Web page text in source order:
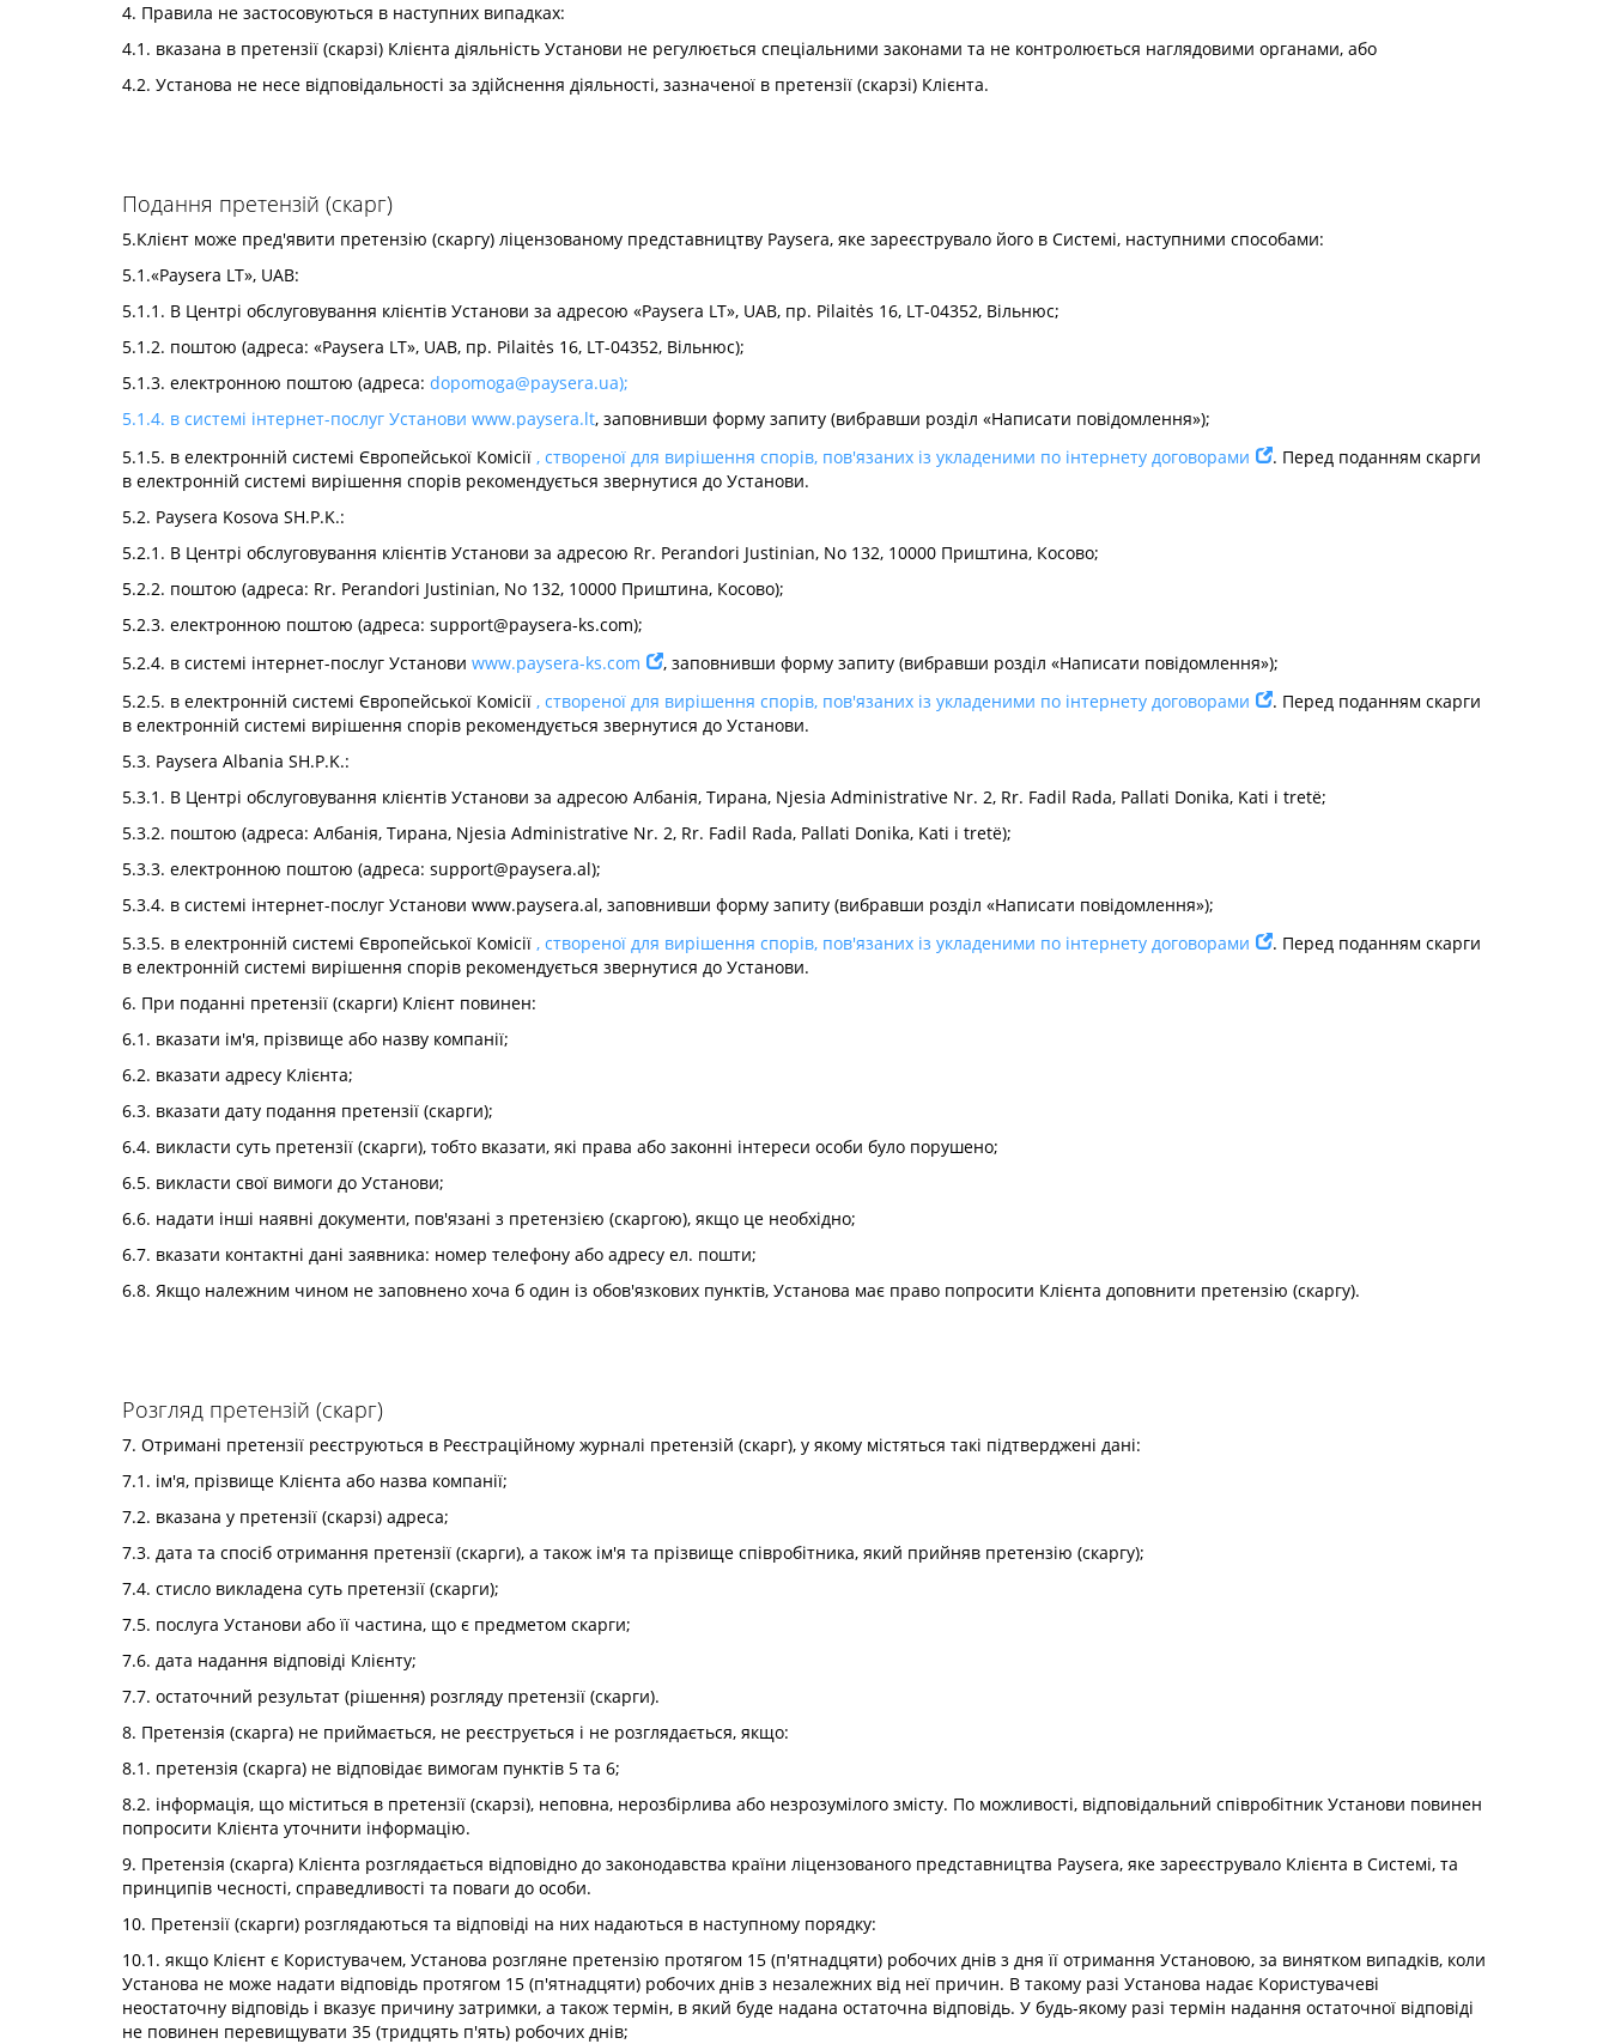
4. Правила не застосовуються в наступних випадках:
4.1. вказана в претензії (скарзі) Клієнта діяльність Установи не регулюється спеціальними законами та не контролюється наглядовими органами, або
4.2. Установа не несе відповідальності за здійснення діяльності, зазначеної в претензії (скарзі) Клієнта.
Подання претензій (скарг)
5.Клієнт може пред'явити претензію (скаргу) ліцензованому представництву Paysera, яке зареєструвало його в Системі, наступними способами:
5.1.«Paysera LT», UAB:
5.1.1. В Центрі обслуговування клієнтів Установи за адресою «Paysera LT», UAB, пр. Pilaitės 16, LT-04352, Вільнюс;
5.1.2. поштою (адреса: «Paysera LT», UAB, пр. Pilaitės 16, LT-04352, Вільнюс);
5.1.3. електронною поштою (адреса: dopomoga@paysera.ua);
5.1.4. в системі інтернет-послуг Установи www.paysera.lt, заповнивши форму запиту (вибравши розділ «Написати повідомлення»);
5.1.5. в електронній системі Європейської Комісії , створеної для вирішення спорів, пов'язаних із укладеними по інтернету договорами
. Перед поданням скарги
в електронній системі вирішення спорів рекомендується звернутися до Установи.
5.2. Paysera Kosova SH.P.K.:
5.2.1. В Центрі обслуговування клієнтів Установи за адресою Rr. Perandori Justinian, No 132, 10000 Приштина, Косово;
5.2.2. поштою (адреса: Rr. Perandori Justinian, No 132, 10000 Приштина, Косово);
5.2.3. електронною поштою (адреса: support@paysera-ks.com);
5.2.4. в системі інтернет-послуг Установи www.paysera-ks.com
, заповнивши форму запиту (вибравши розділ «Написати повідомлення»);
5.2.5. в електронній системі Європейської Комісії , створеної для вирішення спорів, пов'язаних із укладеними по інтернету договорами
. Перед поданням скарги
в електронній системі вирішення спорів рекомендується звернутися до Установи.
5.3. Paysera Albania SH.P.K.:
5.3.1. В Центрі обслуговування клієнтів Установи за адресою Албанія, Тирана, Njesia Administrative Nr. 2, Rr. Fadil Rada, Pallati Donika, Kati i tretë;
5.3.2. поштою (адреса: Албанія, Тирана, Njesia Administrative Nr. 2, Rr. Fadil Rada, Pallati Donika, Kati i tretë);
5.3.3. електронною поштою (адреса: support@paysera.al);
5.3.4. в системі інтернет-послуг Установи www.paysera.al, заповнивши форму запиту (вибравши розділ «Написати повідомлення»);
5.3.5. в електронній системі Європейської Комісії , створеної для вирішення спорів, пов'язаних із укладеними по інтернету договорами
. Перед поданням скарги
в електронній системі вирішення спорів рекомендується звернутися до Установи.
6. При поданні претензії (скарги) Клієнт повинен:
6.1. вказати ім'я, прізвище або назву компанії;
6.2. вказати адресу Клієнта;
6.3. вказати дату подання претензії (скарги);
6.4. викласти суть претензії (скарги), тобто вказати, які права або законні інтереси особи було порушено;
6.5. викласти свої вимоги до Установи;
6.6. надати інші наявні документи, пов'язані з претензією (скаргою), якщо це необхідно;
6.7. вказати контактні дані заявника: номер телефону або адресу ел. пошти;
6.8. Якщо належним чином не заповнено хоча б один із обов'язкових пунктів, Установа має право попросити Клієнта доповнити претензію (скаргу).
Розгляд претензій (скарг)
7. Отримані претензії реєструються в Реєстраційному журналі претензій (скарг), у якому містяться такі підтверджені дані:
7.1. ім'я, прізвище Клієнта або назва компанії;
7.2. вказана у претензії (скарзі) адреса;
7.3. дата та спосіб отримання претензії (скарги), а також ім'я та прізвище співробітника, який прийняв претензію (скаргу);
7.4. стисло викладена суть претензії (скарги);
7.5. послуга Установи або її частина, що є предметом скарги;
7.6. дата надання відповіді Клієнту;
7.7. остаточний результат (рішення) розгляду претензії (скарги).
8. Претензія (скарга) не приймається, не реєструється і не розглядається, якщо:
8.1. претензія (скарга) не відповідає вимогам пунктів 5 та 6;
8.2. інформація, що міститься в претензії (скарзі), неповна, нерозбірлива або незрозумілого змісту. По можливості, відповідальний співробітник Установи повинен
попросити Клієнта уточнити інформацію.
9. Претензія (скарга) Клієнта розглядається відповідно до законодавства країни ліцензованого представництва Paysera, яке зареєструвало Клієнта в Системі, та
принципів чесності, справедливості та поваги до особи.
10. Претензії (скарги) розглядаються та відповіді на них надаються в наступному порядку:
10.1. якщо Клієнт є Користувачем, Установа розгляне претензію протягом 15 (п'ятнадцяти) робочих днів з дня її отримання Установою, за винятком випадків, коли
Установа не може надати відповідь протягом 15 (п'ятнадцяти) робочих днів з незалежних від неї причин. В такому разі Установа надає Користувачеві
неостаточну відповідь і вказує причину затримки, а також термін, в який буде надана остаточна відповідь. У будь-якому разі термін надання остаточної відповіді
не повинен перевищувати 35 (тридцять п'ять) робочих днів;